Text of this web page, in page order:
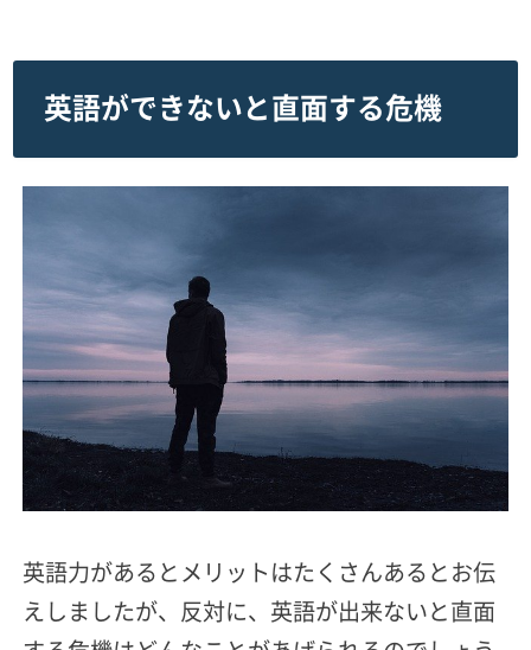
英語ができないと直面する危機
英語力があるとメリットはたくさんあるとお伝
えしましたが、反対に、英語が出来ないと直面